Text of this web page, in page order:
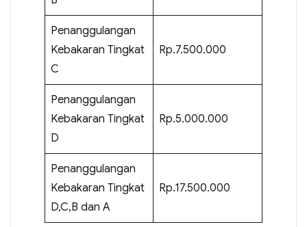
Penanggulangan
Kebakaran Tingkat
C
Rp.7.500.000
Penanggulangan
Kebakaran Tingkat
D
Rp.5.000.000
Penanggulangan
Kebakaran Tingkat
D,C,B dan A
Rp.17.500.000